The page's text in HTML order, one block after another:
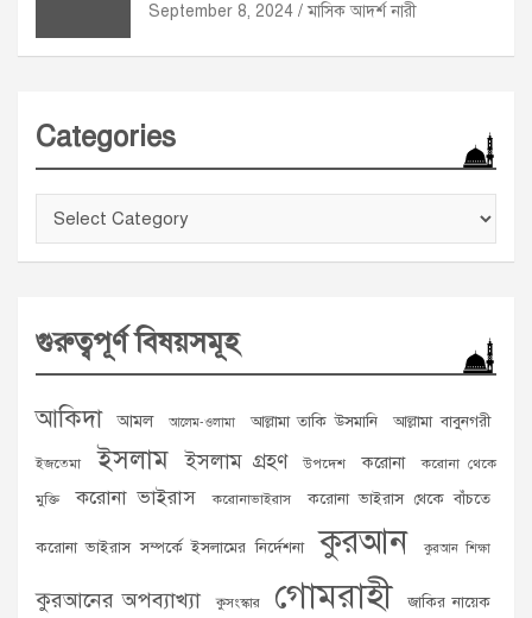
September 8, 2024 মাসিক আদর্শ নারী
Categories
Categories
গুরুত্বপূর্ণ বিষয়সমূহ
আকিদা আমল আলেম-ওলামা আল্লামা তাকি উসমানি আল্লামা বাবুনগরী
ইজতেমা ইসলাম ইসলাম গ্রহণ উপদেশ করোনা করোনা থেকে
মুক্তি করোনা ভাইরাস করোনাভাইরাস করোনা ভাইরাস থেকে বাঁচতে
করোনা ভাইরাস সম্পর্কে ইসলামের নির্দেশনা কুরআন কুরআন শিক্ষা
কুরআনের অপব্যাখ্যা কুসংস্কার গোমরাহী জাকির নায়েক